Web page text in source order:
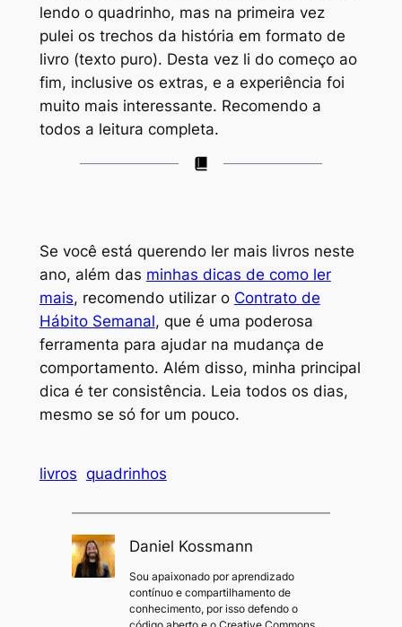
lendo o quadrinho, mas na primeira vez
pulei os trechos da história em formato de
livro (texto puro). Desta vez li do começo ao
fim, inclusive os extras, e a experiência foi
muito mais interessante. Recomendo a
todos a leitura completa.
Se você está querendo ler mais livros neste
ano, além das minhas dicas de como ler
mais, recomendo utilizar o Contrato de
Hábito Semanal, que é uma poderosa
ferramenta para ajudar na mudança de
comportamento. Além disso, minha principal
dica é ter consistência. Leia todos os dias,
mesmo se só for um pouco.
livros quadrinhos
Daniel Kossmann
Sou apaixonado por aprendizado
contínuo e compartilhamento de
conhecimento, por isso defendo o